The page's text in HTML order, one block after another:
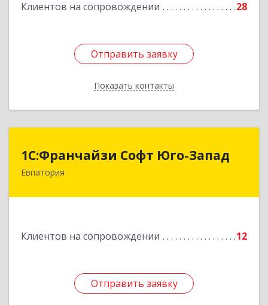
Клиентов на сопровождении 28
Отправить заявку
Показать контакты
Отправить заявку
Назад
1С:Франчайзи Софт Юго-Запад
Евпатория
Клиентов на сопровождении 12
Отправить заявку
1С:Франчайзи Софт Юго-Запад
297407, Крым Респ, Евпатория г, Победы пр-кт,
Отправить заявку